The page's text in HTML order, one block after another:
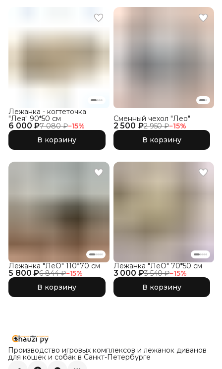
6 000 ₽7 080 ₽−15%
Лежанка - когтеточка
"Лея" 90*50 см
В корзину
2 500 ₽2 950 ₽−15%
Сменный чехол "Лео"
В корзину
5 800 ₽6 844 ₽−15%
Лежанка "ЛеО" 110*70 см
В корзину
3 000 ₽3 540 ₽−15%
Лежанка "ЛеО" 70*50 см
В корзину
Производство игровых комплексов и лежанок диванов
для кошек и собак в Санкт-Петербурге